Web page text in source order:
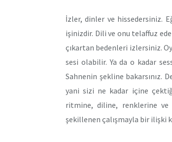
İzler, dinler ve hissedersiniz.
işinizdir. Dili ve onu telaffuz
çıkartan bedenleri izlersiniz.
sesi olabilir. Ya da o kadar
Sahnenin şekline bakarsınız.
yani sizi ne kadar içine
ritmine, diline, renklerine ve
şekillenen çalışmayla bir ilişki